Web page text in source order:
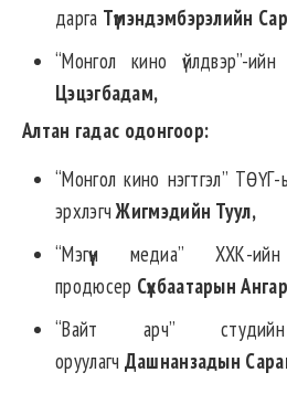
дарга Түмэндэмбэрэлийн
“Монгол кино үйлдвэр”-
Цэцэгбадам,
Алтан гадас одонгоор:
“Монгол кино нэгтгэл”
эрхлэгчЖигмэдийн Туул,
“Мэгүүн медиа” ХХК-
продюсер Сүхбаатарын
“Вайт арч”
оруулагч Дашнанзадын